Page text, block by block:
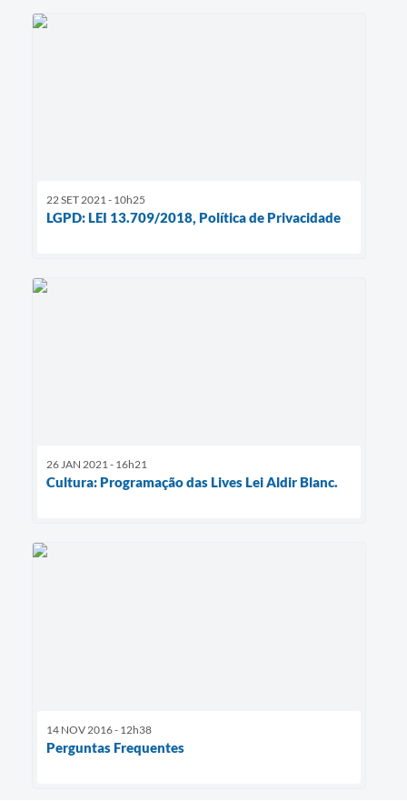
22 SET 2021 - 10h25
LGPD: LEI 13.709/2018, Política de Privacidade
26 JAN 2021 - 16h21
Cultura: Programação das Lives Lei Aldir Blanc.
14 NOV 2016 - 12h38
Perguntas Frequentes